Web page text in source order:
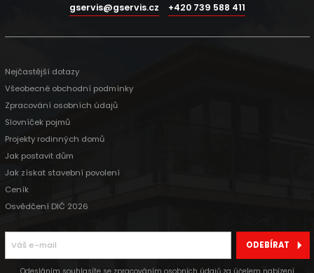
gservis@gservis.cz +420 739 588 411
Nejčastější dotazy
Všeobecné obchodní podmínky
Zpracování osobních údajů
Slovníček pojmů
Projekty rodinných domů
Jak postavit dům
Jak získat stavební povolení
Ceník
Osvědčení DIČ 2026
ODEBÍRAT